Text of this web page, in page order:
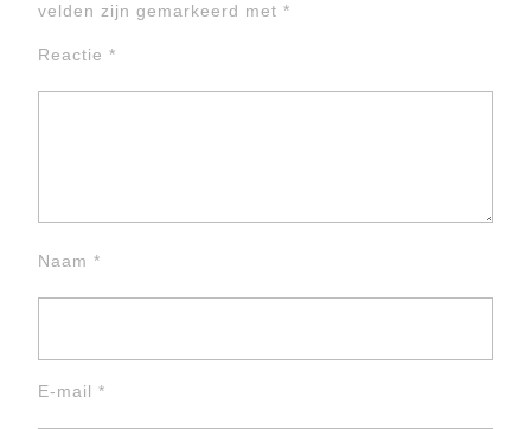
velden zijn gemarkeerd met *
Reactie *
Naam *
E-mail *